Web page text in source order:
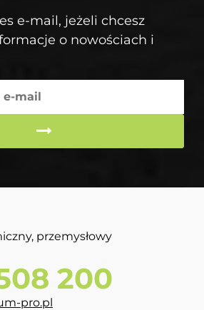
e-mail, jeżeli chcesz
o nowościach i
przemysłowy
200
pro.pl